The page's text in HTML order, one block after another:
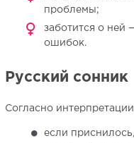
проблемы;
заботится о ней
ошибок.
Русский сонник
Согласно
если